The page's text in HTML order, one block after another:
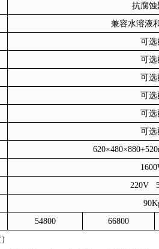
抗腐蚀
兼容水溶液
可选
可选
可选
可选
可选
可选
220V
54800
66800